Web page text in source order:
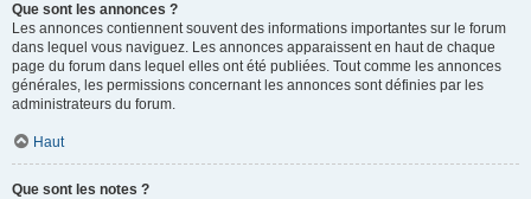
Que sont les annonces ?
Les annonces contiennent souvent des informations importantes sur le forum
dans lequel vous naviguez. Les annonces apparaissent en haut de chaque
page du forum dans lequel elles ont été publiées. Tout comme les annonces
générales, les permissions concernant les annonces sont définies par les
administrateurs du forum.
Haut
Que sont les notes ?